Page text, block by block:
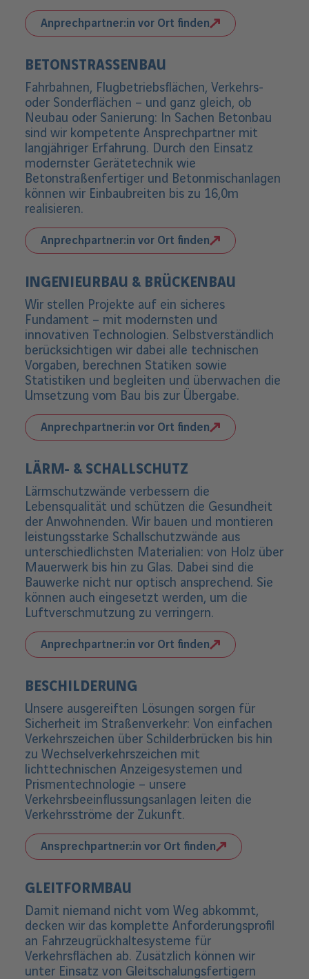
Anprechpartner:in vor Ort finden
BETONSTRASSENBAU
Fahrbahnen, Flugbetriebsflächen, Verkehrs-
oder Sonderflächen – und ganz gleich, ob
Neubau oder Sanierung: In Sachen Betonbau
sind wir kompetente Ansprechpartner mit
langjähriger Erfahrung. Durch den Einsatz
modernster Gerätetechnik wie
Betonstraßenfertiger und Betonmischanlagen
können wir Einbaubreiten bis zu 16,0m
realisieren.
Anprechpartner:in vor Ort finden
INGENIEURBAU & BRÜCKENBAU
Wir stellen Projekte auf ein sicheres
Fundament – mit modernsten und
innovativen Technologien. Selbstverständlich
berücksichtigen wir dabei alle technischen
Vorgaben, berechnen Statiken sowie
Statistiken und begleiten und überwachen die
Umsetzung vom Bau bis zur Übergabe.
Anprechpartner:in vor Ort finden
LÄRM- & SCHALLSCHUTZ
Lärmschutzwände verbessern die
Lebensqualität und schützen die Gesundheit
der Anwohnenden. Wir bauen und montieren
leistungsstarke Schallschutzwände aus
unterschiedlichsten Materialien: von Holz über
Mauerwerk bis hin zu Glas. Dabei sind die
Bauwerke nicht nur optisch ansprechend. Sie
können auch eingesetzt werden, um die
Luftverschmutzung zu verringern.
Anprechpartner:in vor Ort finden
BESCHILDERUNG
Unsere ausgereiften Lösungen sorgen für
Sicherheit im Straßenverkehr: Von einfachen
Verkehrszeichen über Schilderbrücken bis hin
zu Wechselverkehrszeichen mit
lichttechnischen Anzeigesystemen und
Prismentechnologie – unsere
Verkehrsbeeinflussungsanlagen leiten die
Verkehrsströme der Zukunft.
Ansprechpartner:in vor Ort finden
GLEITFORMBAU
Damit niemand nicht vom Weg abkommt,
decken wir das komplette Anforderungsprofil
an Fahrzeugrückhaltesysteme für
Verkehrsflächen ab. Zusätzlich können wir
unter Einsatz von Gleitschalungsfertigern